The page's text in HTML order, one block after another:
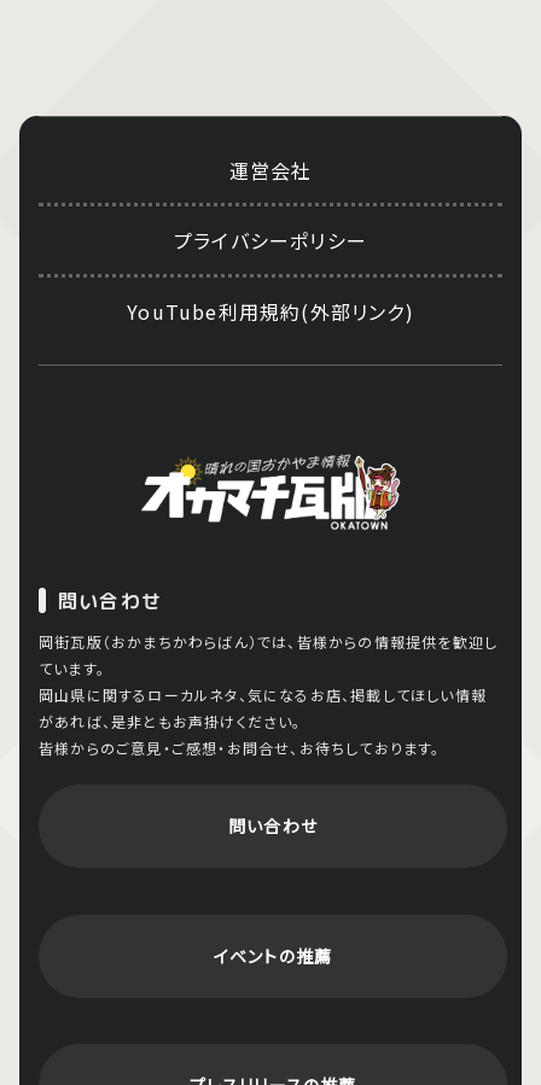
運営会社
プライバシーポリシー
YouTube利用規約(外部リンク)
問い合わせ
岡街瓦版（おかまちかわらばん）では、皆様からの情報提供を歓迎し
ています。
岡山県に関するローカルネタ、気になるお店、掲載してほしい情報
があれば、是非ともお声掛けください。
皆様からのご意見・ご感想・お問合せ、お待ちしております。
問い合わせ
イベントの推薦